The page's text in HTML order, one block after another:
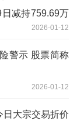
减持759.69万
2026-01-12
警示 股票简称
2026-01-12
日大宗交易折价